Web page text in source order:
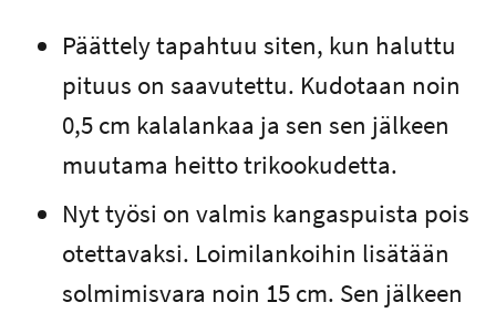
Päättely tapahtuu siten, kun haluttu
pituus on saavutettu. Kudotaan noin
0,5 cm kalalankaa ja sen sen jälkeen
muutama heitto trikookudetta.
Nyt työsi on valmis kangaspuista pois
otettavaksi. Loimilankoihin lisätään
solmimisvara noin 15 cm. Sen jälkeen